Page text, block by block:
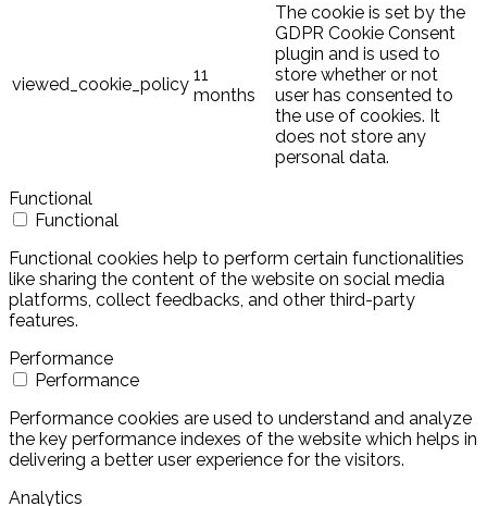
viewed_cookie_policy 11
months
The cookie is set by the
GDPR Cookie Consent
plugin and is used to
store whether or not
user has consented to
the use of cookies. It
does not store any
personal data.
Functional
Functional
Functional cookies help to perform certain functionalities
like sharing the content of the website on social media
platforms, collect feedbacks, and other third-party
features.
Performance
Performance
Performance cookies are used to understand and analyze
the key performance indexes of the website which helps in
delivering a better user experience for the visitors.
Analytics